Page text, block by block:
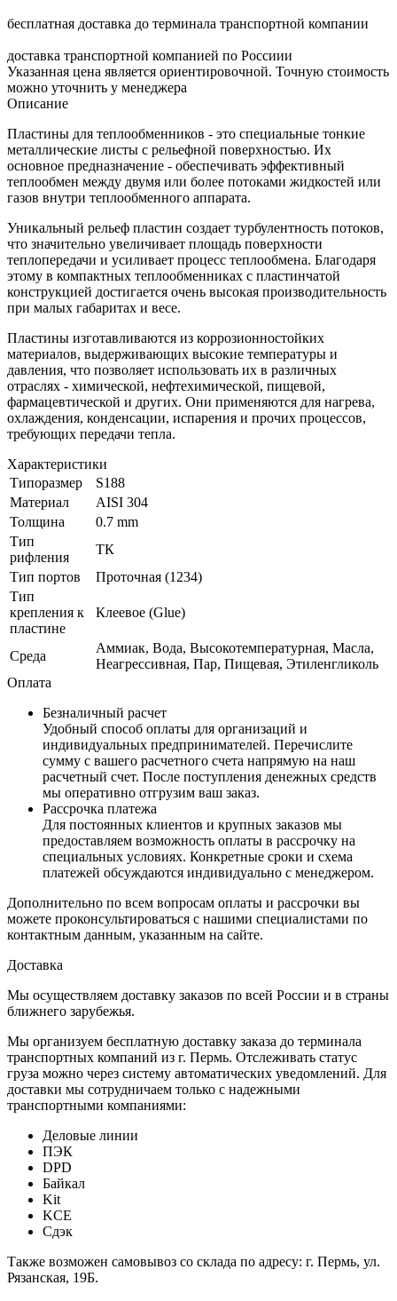
бесплатная доставка до терминала транспортной компании
доставка транспортной компанией по Россиии
Указанная цена является ориентировочной. Точную стоимость
можно уточнить у менеджера
Описание
Пластины для теплообменников - это специальные тонкие
металлические листы с рельефной поверхностью. Их
основное предназначение - обеспечивать эффективный
теплообмен между двумя или более потоками жидкостей или
газов внутри теплообменного аппарата.
Уникальный рельеф пластин создает турбулентность потоков,
что значительно увеличивает площадь поверхности
теплопередачи и усиливает процесс теплообмена. Благодаря
этому в компактных теплообменниках с пластинчатой
конструкцией достигается очень высокая производительность
при малых габаритах и весе.
Пластины изготавливаются из коррозионностойких
материалов, выдерживающих высокие температуры и
давления, что позволяет использовать их в различных
отраслях - химической, нефтехимической, пищевой,
фармацевтической и других. Они применяются для нагрева,
охлаждения, конденсации, испарения и прочих процессов,
требующих передачи тепла.
Характеристики
Типоразмер
S188
Материал
AISI 304
Толщина
0.7 mm
Тип
рифления
ТК
Тип портов
Проточная (1234)
Тип
крепления к
пластине
Клеевое (Glue)
Среда
Аммиак, Вода, Высокотемпературная, Масла,
Неагрессивная, Пар, Пищевая, Этиленгликоль
Оплата
Безналичный расчет
Удобный способ оплаты для организаций и
индивидуальных предпринимателей. Перечислите
сумму с вашего расчетного счета напрямую на наш
расчетный счет. После поступления денежных средств
мы оперативно отгрузим ваш заказ.
Рассрочка платежа
Для постоянных клиентов и крупных заказов мы
предоставляем возможность оплаты в рассрочку на
специальных условиях. Конкретные сроки и схема
платежей обсуждаются индивидуально с менеджером.
Дополнительно по всем вопросам оплаты и рассрочки вы
можете проконсультироваться с нашими специалистами по
контактным данным, указанным на сайте.
Доставка
Мы осуществляем доставку заказов по всей России и в страны
ближнего зарубежья.
Мы организуем бесплатную доставку заказа до терминала
транспортных компаний из г. Пермь. Отслеживать статус
груза можно через систему автоматических уведомлений. Для
доставки мы сотрудничаем только с надежными
транспортными компаниями:
Деловые линии
ПЭК
DPD
Байкал
Kit
KCE
Сдэк
Также возможен самовывоз со склада по адресу: г. Пермь, ул.
Рязанская, 19Б.